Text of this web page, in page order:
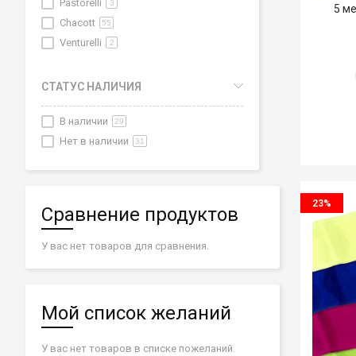
5
23%
Pastorelli 3
Chacott 55
Venturelli 2
СТАТУС НАЛИЧИЯ
В наличии 29
Нет в наличии 31
Сравнение продуктов
У вас нет товаров для сравнения.
Мой список желаний
У вас нет товаров в списке пожеланий.